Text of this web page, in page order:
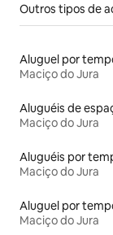
Outros tipos de
Maciço do Jura
Maciço do Jura
Maciço do Jura
Maciço do Jura